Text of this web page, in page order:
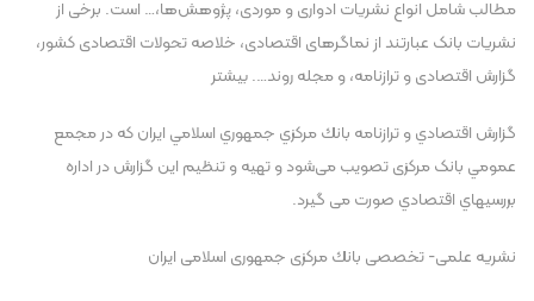
مطالب شامل انواع نشريات ادواری و موردی، پژوهش‌ها،… است. برخی از
نشريات بانک عبارتند از نماگرهای اقتصادی، خلاصه تحولات اقتصادی کشور،
گزارش اقتصادی و ترازنامه، و مجله روند…. بيشتر
گزارش اقتصادي و ترازنامه بانك مركزي جمهوري اسلامي ايران که در مجمع
عمومي بانک مرکزی تصويب می‌شود و تهيه و تنظيم اين گزارش در اداره
بررسيهاي اقتصادي صورت می گيرد.
نشريه علمی- تخصصی بانك مركزی جمهوری اسلامی ايران